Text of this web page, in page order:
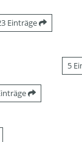
Einträge
5